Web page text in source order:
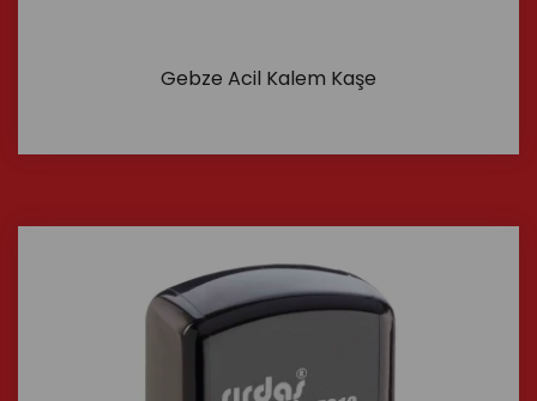
Gebze Acil Kalem Kaşe